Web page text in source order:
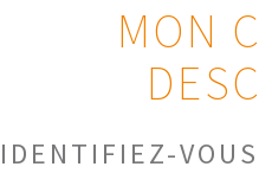
MON
IDENTIFIEZ-